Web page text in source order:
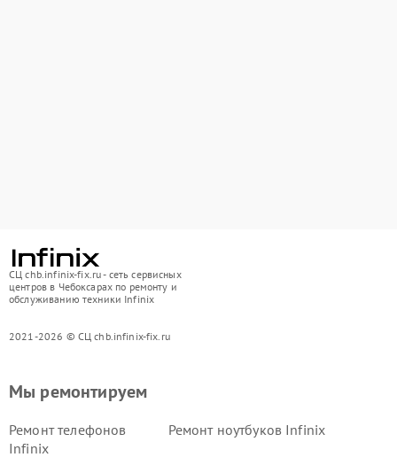
СЦ chb.infinix-fix.ru - сеть сервисных
центров в Чебоксарах по ремонту и
обслуживанию техники Infinix
2021-2026 © СЦ chb.infinix-fix.ru
Мы ремонтируем
Ремонт телефонов
Infinix
Ремонт ноутбуков Infinix